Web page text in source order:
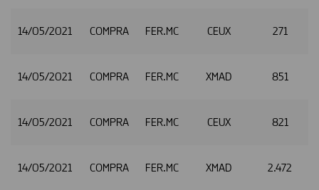
14/05/2021 COMPRA FER.MC CEUX 271
14/05/2021 COMPRA FER.MC XMAD 851
14/05/2021 COMPRA FER.MC CEUX 821
14/05/2021 COMPRA FER.MC XMAD 2.472